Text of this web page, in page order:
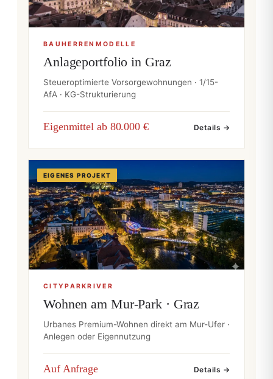
BAUHERRENMODELLE
Anlageportfolio in Graz
Steueroptimierte Vorsorgewohnungen · 1/15-
AfA · KG-Strukturierung
Eigenmittel ab 80.000 € Details →
EIGENES PROJEKT
CITYPARKRIVER
Wohnen am Mur-Park · Graz
Urbanes Premium-Wohnen direkt am Mur-Ufer ·
Anlegen oder Eigennutzung
Auf Anfrage Details →